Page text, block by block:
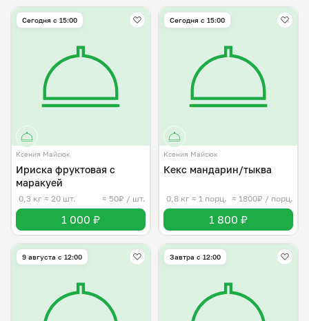
Сегодня с 15:00
Ксения Майсюк
Ириска фруктовая с
маракуей
0,3 кг ≈ 20 шт. ≈ 50₽ / шт.
1 000 ₽
Сегодня с 15:00
Ксения Майсюк
Кекс мандарин/тыква
0,8 кг ≈ 1 порц. ≈ 1800₽ / порц.
1 800 ₽
9 августа с 12:00 Завтра c 12:00